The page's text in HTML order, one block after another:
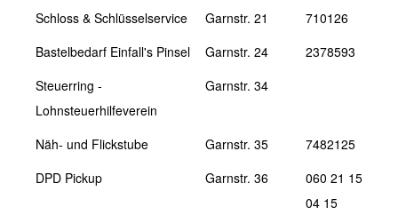
Schloss & Schlüsselservice
Garnstr. 21
710126
Bastelbedarf Einfall's Pinsel
Garnstr. 24
2378593
Steuerring -
Lohnsteuerhilfeverein
Garnstr. 34
Näh- und Flickstube Garnstr. 35
7482125
DPD Pickup
Garnstr. 36
060 21 15
04 15